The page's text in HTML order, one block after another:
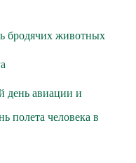
бродячих животных
день авиации и
полета человека в